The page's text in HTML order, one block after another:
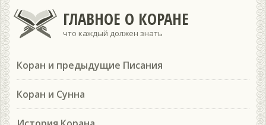
ГЛАВНОЕ О КОРАНЕ
что каждый должен знать
Коран и предыдущие Писания
Коран и Сунна